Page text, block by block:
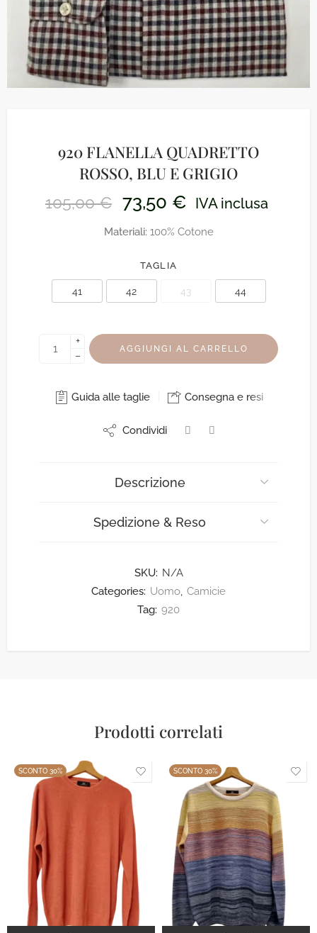
920 FLANELLA QUADRETTO
ROSSO, BLU E GRIGIO
105,00€ 73,50 € IVA inclusa
Materiali: 100% Cotone
TAGLIA
41 42 43 44
+
−
AGGIUNGI AL CARRELLO
Guida alle taglie Consegna e resi
Condividi
Descrizione
Spedizione & Reso
SKU: N/A
Categories: Uomo Camicie
Tag: 920
Prodotti correlati
SCONTO 30% SCONTO 30%